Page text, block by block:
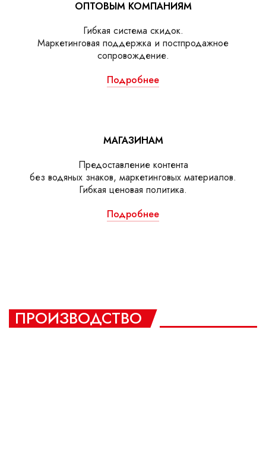
ОПТОВЫМ КОМПАНИЯМ
Гибкая система скидок.
Маркетинговая поддержка и постпродажное
сопровождение.
Подробнее
МАГАЗИНАМ
Предоставление контента
без водяных знаков, маркетинговых материалов.
Гибкая ценовая политика.
Подробнее
ПРОИЗВОДСТВО